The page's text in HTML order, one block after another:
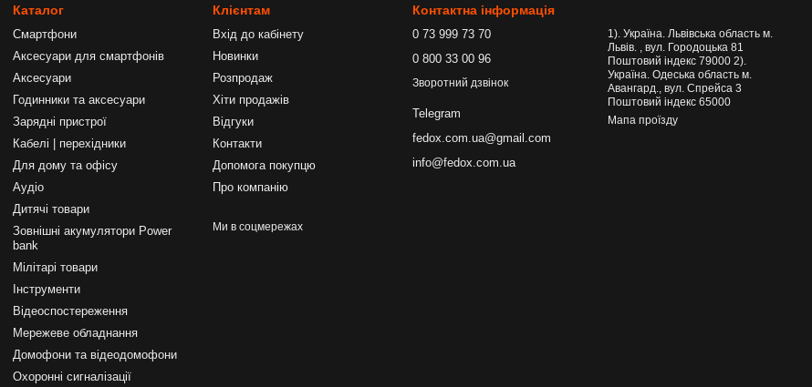
Каталог
Смартфони
Аксесуари для смартфонів
Аксесуари
Годинники та аксесуари
Зарядні пристрої
Кабелі | перехідники
Для дому та офісу
Аудіо
Дитячі товари
Зовнішні акумулятори Power
bank
Мілітарі товари
Інструменти
Відеоспостереження
Мережеве обладнання
Домофони та відеодомофони
Охоронні сигналізації
Клієнтам
Вхід до кабінету
Новинки
Розпродаж
Хіти продажів
Відгуки
Контакти
Допомога покупцю
Про компанію
Ми в соцмережах
Контактна інформація
0 73 999 73 70
0 800 33 00 96
Зворотний дзвінок
Telegram
fedox.com.ua@gmail.com
info@fedox.com.ua
1). Україна. Львівська область м.
Львів. , вул. Городоцька 81
Поштовий індекс 79000 2).
Україна. Одеська область м.
Авангард., вул. Спрейса 3
Поштовий індекс 65000
Мапа проїзду